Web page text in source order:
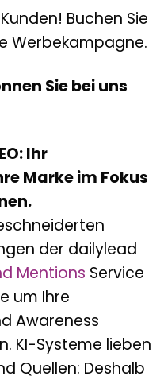
Buchen Sie
Werbekampagne.
Sie bei uns
Ihr
Marke im Fokus
der dailylead
Mentions Service
um Ihre
Awareness
KI-Systeme lieben
Quellen: Deshalb